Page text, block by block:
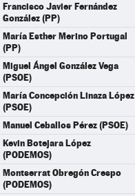
Francisco Javier Fernández
González (PP)
María Esther Merino Portugal
(PP)
Miguel Ángel González Vega
(PSOE)
María Concepción Linaza López
(PSOE)
Manuel Ceballos Pérez (PSOE)
Kevin Botejara López
(PODEMOS)
Montserrat Obregón Crespo
(PODEMOS)